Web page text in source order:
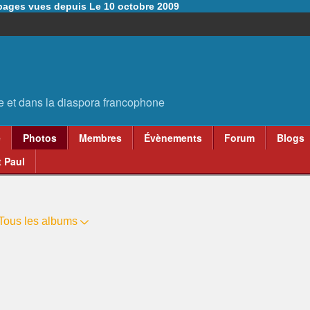
vues depuis Le 10 octobre 2009
Photos Membres Évènements Forum
Blogs
Paul
les albums